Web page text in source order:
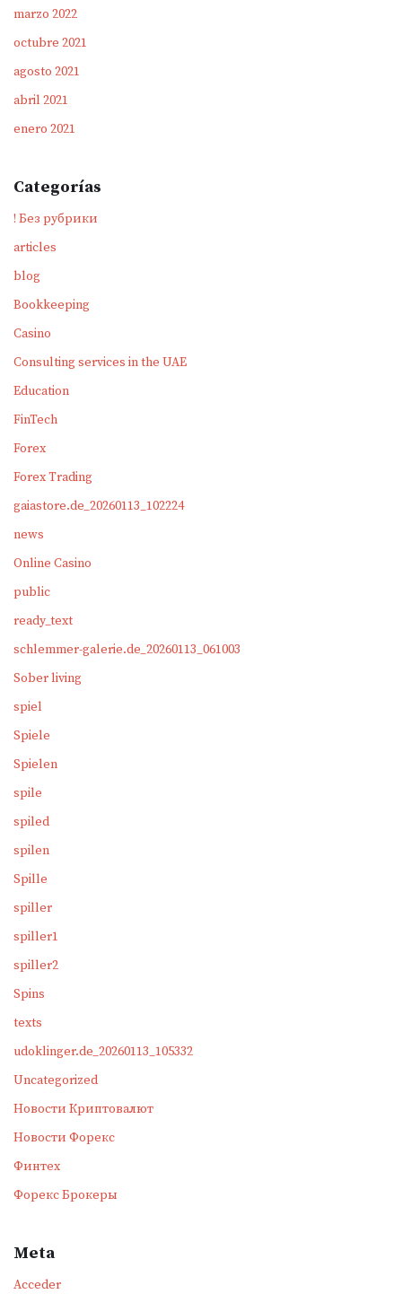
marzo 2022
octubre 2021
agosto 2021
abril 2021
enero 2021
Categorías
! Без рубрики
articles
blog
Bookkeeping
Casino
Consulting services in the UAE
Education
FinTech
Forex
Forex Trading
gaiastore.de_20260113_102224
news
Online Casino
public
ready_text
schlemmer-galerie.de_20260113_061003
Sober living
spiel
Spiele
Spielen
spile
spiled
spilen
Spille
spiller
spiller1
spiller2
Spins
texts
udoklinger.de_20260113_105332
Uncategorized
Новости Криптовалют
Новости Форекс
Финтех
Форекс Брокеры
Meta
Acceder